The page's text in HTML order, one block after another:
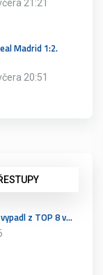
21:21
Madrid 1:2.
20:51
z TOP 8 v…